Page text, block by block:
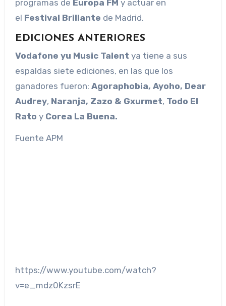
programas de Europa FM y actuar en
el Festival Brillante de Madrid.
EDICIONES ANTERIORES
Vodafone yu Music Talent ya tiene a sus
espaldas siete ediciones, en las que los
ganadores fueron: Agoraphobia, Ayoho, Dear
Audrey, Naranja, Zazo & Gxurmet, Todo El
Rato yCorea La Buena.
Fuente APM
https://www.youtube.com/watch?
v=e_mdz0KzsrE